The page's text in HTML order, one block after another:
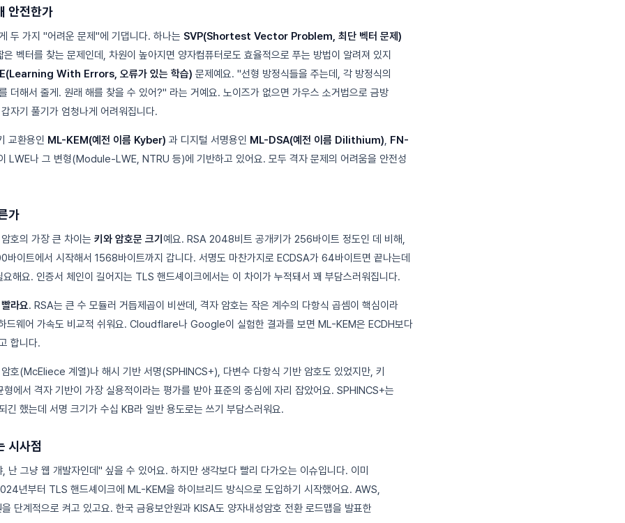
안전한가
두 가지 "어려운 문제"에 기댑니다. 하나는 SVP(Shortest Vector Problem, 최단 벡터 문제)
벡터를 찾는 문제인데, 차원이 높아지면 양자컴퓨터로도 효율적으로 푸는 방법이 알려져 있지
With Errors, 오류가 있는 학습) 문제예요. "선형 방정식들을 주는데, 각 방정식의
더해서 줄게. 원래 해를 찾을 수 있어?" 라는 거예요. 노이즈가 없으면 가우스 소거법으로 금방
자기 풀기가 엄청나게 어려워집니다.
교환용인 ML-KEM(예전 이름 Kyber) 과 디지털 서명용인 ML-DSA(예전 이름 Dilithium) FN-
LWE나 그 변형(Module-LWE, NTRU 등)에 기반하고 있어요. 모두 격자 문제의 어려움을 안전성
가
호의 가장 큰 차이는 키와 암호문 크기 예요. RSA 2048비트 공개키가 256바이트 정도인 데 비해,
이트에서 시작해서 1568바이트까지 갑니다. 서명도 마찬가지로 ECDSA가 64바이트면 끝나는데
해요. 인증서 체인이 길어지는 TLS 핸드셰이크에서는 이 차이가 누적돼서 꽤 부담스러워집니다.
라요. RSA는 큰 수 모듈러 거듭제곱이 비싼데, 격자 암호는 작은 계수의 다항식 곱셈이 핵심이라
드웨어 가속도 비교적 쉬워요. Cloudflare나 Google이 실험한 결과를 보면 ML-KEM은 ECDH보다
합니다.
호(McEliece 계열)나 해시 기반 서명(SPHINCS+), 다변수 다항식 기반 암호도 있었지만, 키
에서 격자 기반이 가장 실용적이라는 평가를 받아 표준의 중심에 자리 잡았어요. SPHINCS+는
긴 했는데 서명 크기가 수십 KB라 일반 용도로는 쓰기 부담스러워요.
시사점
난 그냥 웹 개발자인데" 싶을 수 있어요. 하지만 생각보다 빨리 다가오는 이슈입니다. 이미
년부터 TLS 핸드셰이크에 ML-KEM을 하이브리드 방식으로 도입하기 시작했어요. AWS,
단계적으로 켜고 있고요. 한국 금융보안원과 KISA도 양자내성암호 전환 로드맵을 발표한